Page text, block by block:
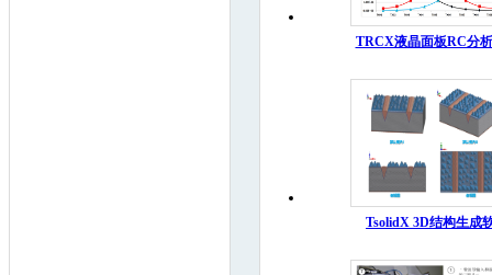
TRCX液晶面板RC分
TsolidX 3D结构生成